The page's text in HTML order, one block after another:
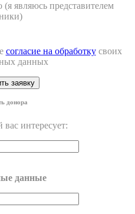
являюсь представителем
согласие на обработкусвоих
данных
донора
интересует:
данные